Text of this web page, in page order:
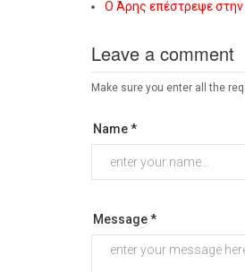
Ο Άρης επέστρεψε
Leave a comment
Make sure you enter all the
Name *
Message *